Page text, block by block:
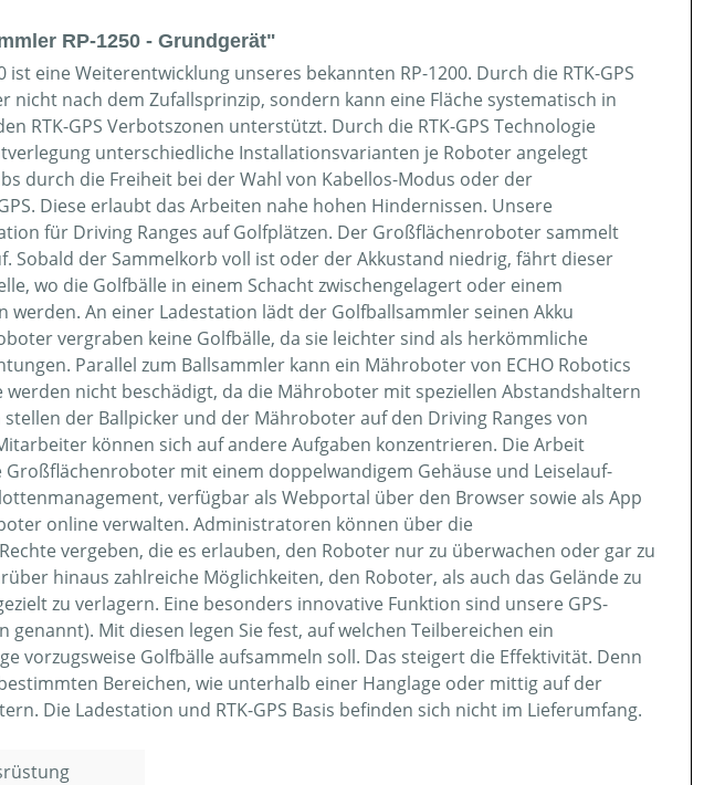
RP-1250 - Grundgerät"
eine Weiterentwicklung unseres bekannten RP-1200. Durch die RTK-GPS
nach dem Zufallsprinzip, sondern kann eine Fläche systematisch in
RTK-GPS Verbotszonen unterstützt. Durch die RTK-GPS Technologie
unterschiedliche Installationsvarianten je Roboter angelegt
durch die Freiheit bei der Wahl von Kabellos-Modus oder der
Diese erlaubt das Arbeiten nahe hohen Hindernissen. Unsere
für Driving Ranges auf Golfplätzen. Der Großflächenroboter sammelt
Sobald der Sammelkorb voll ist oder der Akkustand niedrig, fährt dieser
wo die Golfbälle in einem Schacht zwischengelagert oder einem
An einer Ladestation lädt der Golfballsammler seinen Akku
vergraben keine Golfbälle, da sie leichter sind als herkömmliche
Parallel zum Ballsammler kann ein Mähroboter von ECHO Robotics
werden nicht beschädigt, da die Mähroboter mit speziellen Abstandshaltern
der Ballpicker und der Mähroboter auf den Driving Ranges von
können sich auf andere Aufgaben konzentrieren. Die Arbeit
mit einem doppelwandigem Gehäuse und Leiselauf-
verfügbar als Webportal über den Browser sowie als App
online verwalten. Administratoren können über die
vergeben, die es erlauben, den Roboter nur zu überwachen oder gar zu
hinaus zahlreiche Möglichkeiten, den Roboter, als auch das Gelände zu
zu verlagern. Eine besonders innovative Funktion sind unsere GPS-
genannt). Mit diesen legen Sie fest, auf welchen Teilbereichen ein
vorzugsweise Golfbälle aufsammeln soll. Das steigert die Effektivität. Denn
Bereichen, wie unterhalb einer Hanglage oder mittig auf der
Die Ladestation und RTK-GPS Basis befinden sich nicht im Lieferumfang.